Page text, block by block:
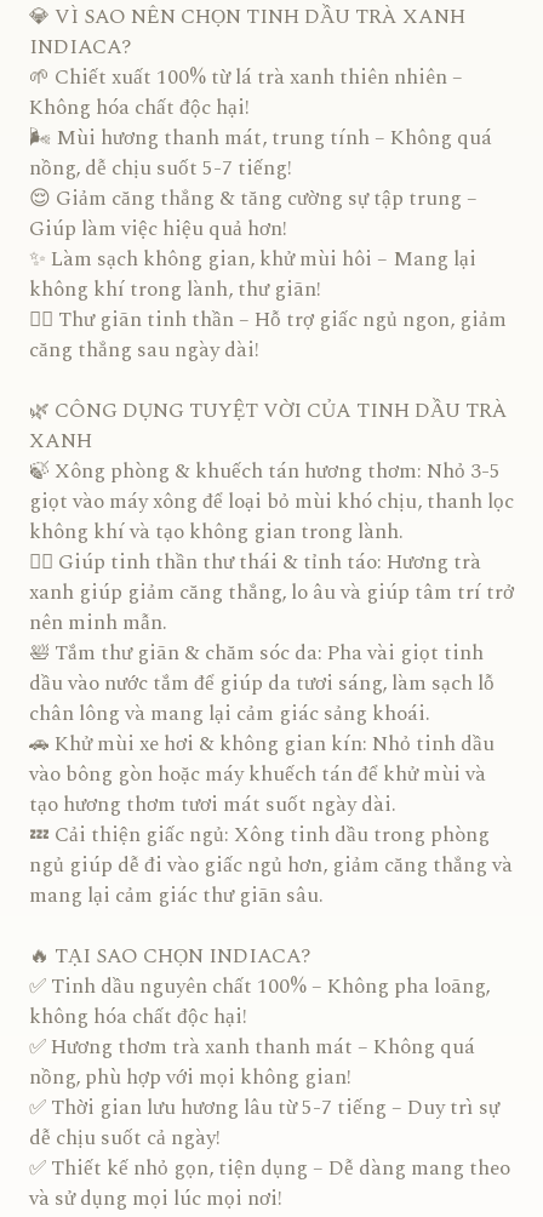
💎 VÌ SAO NÊN CHỌN TINH DẦU TRÀ XANH
INDIACA?
🌱 Chiết xuất 100% từ lá trà xanh thiên nhiên –
Không hóa chất độc hại!
🌬️ Mùi hương thanh mát, trung tính – Không quá
nồng, dễ chịu suốt 5-7 tiếng!
😌 Giảm căng thẳng & tăng cường sự tập trung –
Giúp làm việc hiệu quả hơn!
✨ Làm sạch không gian, khử mùi hôi – Mang lại
không khí trong lành, thư giãn!
💆‍♀️ Thư giãn tinh thần – Hỗ trợ giấc ngủ ngon, giảm
căng thẳng sau ngày dài!
🌿 CÔNG DỤNG TUYỆT VỜI CỦA TINH DẦU TRÀ
XANH
🍃 Xông phòng & khuếch tán hương thơm: Nhỏ 3-5
giọt vào máy xông để loại bỏ mùi khó chịu, thanh lọc
không khí và tạo không gian trong lành.
🧘‍♂️ Giúp tinh thần thư thái & tỉnh táo: Hương trà
xanh giúp giảm căng thẳng, lo âu và giúp tâm trí trở
nên minh mẫn.
🛀 Tắm thư giãn & chăm sóc da: Pha vài giọt tinh
dầu vào nước tắm để giúp da tươi sáng, làm sạch lỗ
chân lông và mang lại cảm giác sảng khoái.
🚗 Khử mùi xe hơi & không gian kín: Nhỏ tinh dầu
vào bông gòn hoặc máy khuếch tán để khử mùi và
tạo hương thơm tươi mát suốt ngày dài.
💤 Cải thiện giấc ngủ: Xông tinh dầu trong phòng
ngủ giúp dễ đi vào giấc ngủ hơn, giảm căng thẳng và
mang lại cảm giác thư giãn sâu.
🔥 TẠI SAO CHỌN INDIACA?
✅ Tinh dầu nguyên chất 100% – Không pha loãng,
không hóa chất độc hại!
✅ Hương thơm trà xanh thanh mát – Không quá
nồng, phù hợp với mọi không gian!
✅ Thời gian lưu hương lâu từ 5-7 tiếng – Duy trì sự
dễ chịu suốt cả ngày!
✅ Thiết kế nhỏ gọn, tiện dụng – Dễ dàng mang theo
và sử dụng mọi lúc mọi nơi!